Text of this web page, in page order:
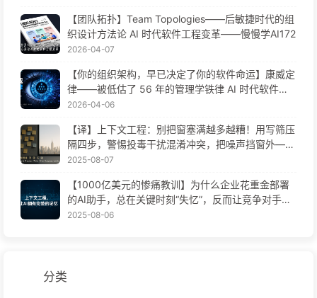
【团队拓扑】Team Topologies——后敏捷时代的组
织设计方法论 AI 时代软件工程变革——慢慢学AI172
2026-04-07
【你的组织架构，早已决定了你的软件命运】康威定
律——被低估了 56 年的管理学铁律 AI 时代软件工
程变革——慢慢学AI171
2026-04-06
【译】上下文工程：别把窗塞满越多越糟！用写筛压
隔四步，警惕投毒干扰混淆冲突，把噪声挡窗外——
慢慢学AI170
2025-08-07
【1000亿美元的惨痛教训】为什么企业花重金部署
的AI助手，总在关键时刻“失忆”，反而让竞争对手实
现90%性能提升？——慢慢学AI169
2025-08-06
分类